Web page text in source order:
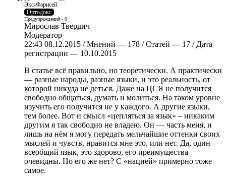
Экс-Фарисей
Ортодокс
Предупреждений - 0
Мирослав Твердич
Модератор
22:43 08.12.2015 / Мнений — 178 / Статей — 17 / Дата
регистрации — 10.10.2015
В статье всё правильно, но теоретически. А практически
— разные народы, разные языки, и это реальность, от
которой никуда не деться. Даже на ЦСЯ не получится
свободно общаться, думать и молиться. На таком уровне
изучить его получится не у каждого. А другие языки,
тем более. Вот и смысл «цепляться за язык» – никаким
другим я так свободно не владею. Он — часть меня, и
лишь на нём я могу передать мельчайшие оттенки своих
мыслей и чувств, нравится мне это, или нет. Да, один
всеобщий язык, это здорово, его преимущества
очевидны. Но его же нет? С «нацией» примерно тоже
самое.